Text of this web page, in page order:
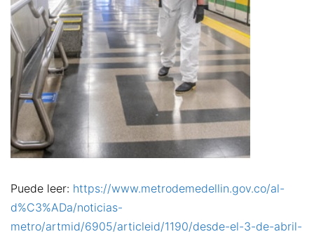
Puede leer: https://www.metrodemedellin.gov.co/al-
d%C3%ADa/noticias-
metro/artmid/6905/articleid/1190/desde-el-3-de-abril-